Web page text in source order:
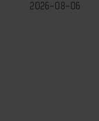
2026-08-06